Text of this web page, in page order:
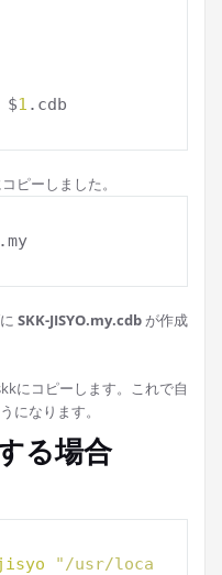
1
ピーしました。
SKK-JISYO.my.cdb が作成
にコピーします。これで自
になります。
る場合
"/usr/loca